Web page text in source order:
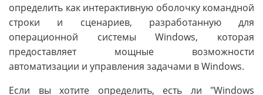
определить как интерактивную оболочку командной
строки и сценариев, разработанную для
операционной системы Windows, которая
предоставляет мощные возможности
автоматизации и управления задачами в Windows.
Если вы хотите определить, есть ли "Windows